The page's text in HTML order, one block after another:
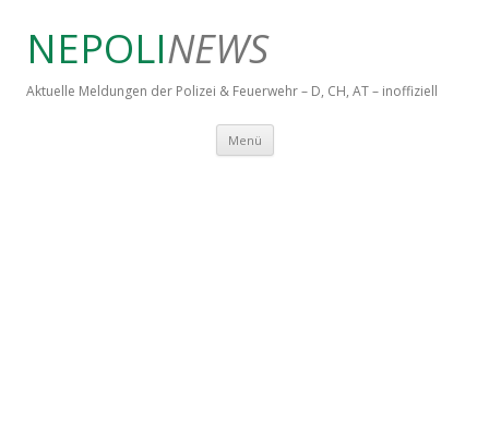
NEPOLINEWS
Aktuelle Meldungen der Polizei & Feuerwehr – D, CH, AT – inoffiziell
Menü Springe zum Inhalt